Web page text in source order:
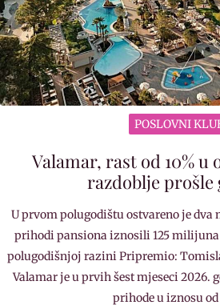
POSLOVNI
Valamar, rast od 10% u
razdoblje prošle
U prvom polugodištu ostvareno je
prihodi pansiona iznosili 125 milijuna
polugodišnjoj razini Pripremio:
Valamar je u prvih šest mjeseci 2026.
prihode u iznosu od